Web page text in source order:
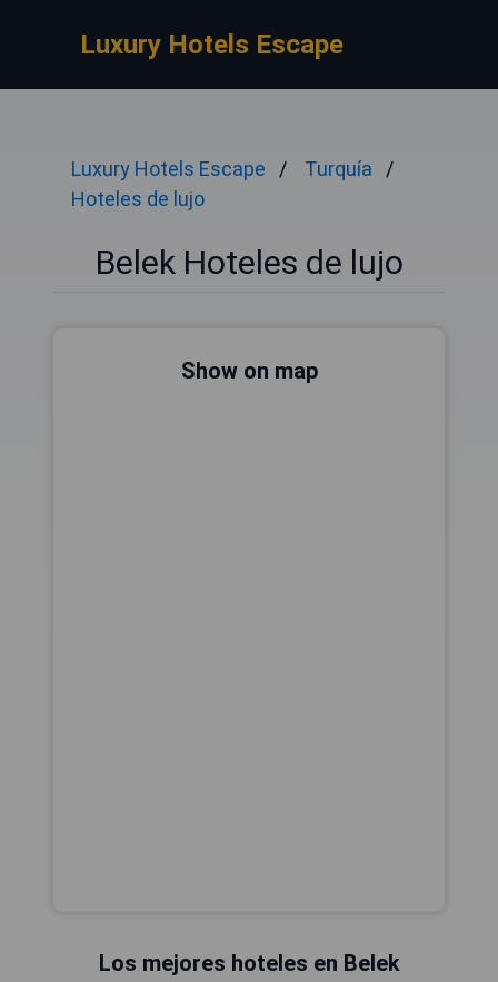
Luxury Hotels Escape
Luxury Hotels Escape
Turquía
Hoteles de lujo
Belek Hoteles de lujo
Show on map
Los mejores hoteles en Belek